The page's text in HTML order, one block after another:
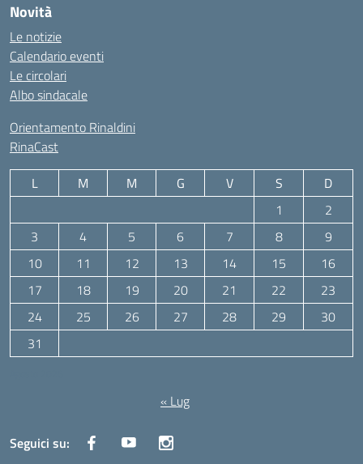
Novità
Le notizie
Calendario eventi
Le circolari
Albo sindacale
Orientamento Rinaldini
RinaCast
L M M G V S
D
1
2
3
4 5 6 7 8
9
10
11 12 13 14 15
16
17
18 19 20 21 22
23
24
25 26 27 28 29
30
31
« Lug
Seguici su: